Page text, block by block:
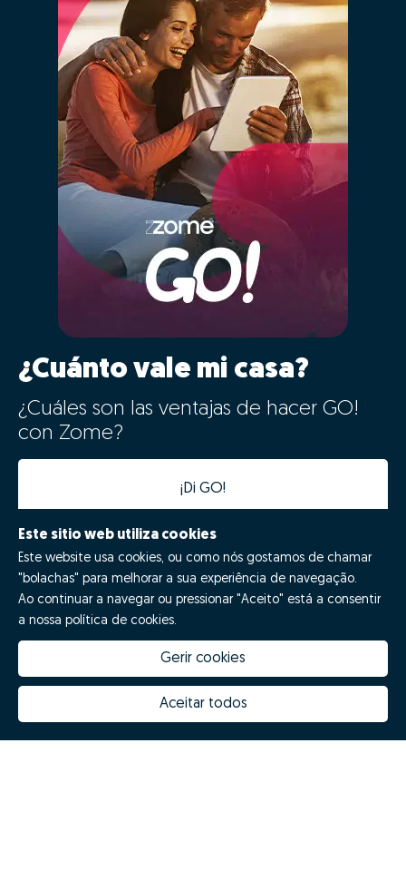
¿Cuánto vale mi casa?
¿Cuáles son las ventajas de hacer GO!
con Zome?
¡Di GO!
Porquê escolher a Zome
Inovação Zome
Hubs Zome
Este sitio web utiliza cookies
Este website usa cookies, ou como nós gostamos de chamar
"bolachas" para melhorar a sua experiência de navegação.
Ao continuar a navegar ou pressionar "Aceito" está a consentir
a nossa política de cookies.
Gerir cookies
Aceitar todos